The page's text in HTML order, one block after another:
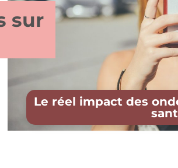
sur
Le réel impact des